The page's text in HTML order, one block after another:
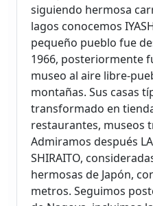
siguiendo hermosa
lagos conocemos
pequeño pueblo fue
1966, posteriormente
museo al aire libre-
montañas. Sus casas
transformado en
restaurantes, museos
Admiramos después
SHIRAITO,
hermosas de Japón,
metros. Seguimos